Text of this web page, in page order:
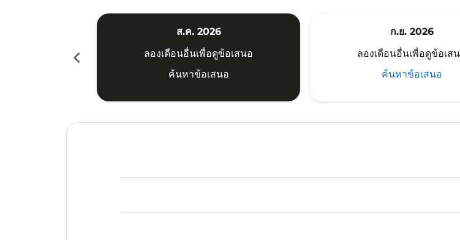
chevron_left
ส.ค. 2026
ลองเดือนอื่นเพื่อดูข้อเสนอ
ค้นหาข้อเสนอ
ก.ย. 2026
ลองเดือนอื่นเพื่อดูข้อเส
ค้นหาข้อเสนอ
ATQ–LGK:
ATQ–LGK: